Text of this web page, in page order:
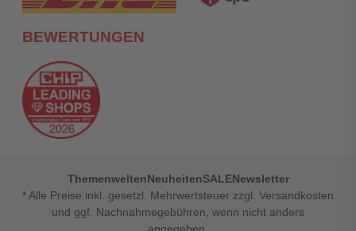
BEWERTUNGEN
ThemenweltenNeuheitenSALENewsletter
* Alle Preise inkl. gesetzl. Mehrwertsteuer zzgl. Versandkosten
und ggf. Nachnahmegebühren, wenn nicht anders